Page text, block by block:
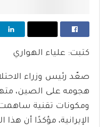
كتبت: علياء الهواري
صعّد رئيس وزراء
هجومه على الصين،
ومكونات تقنية
الإيرانية، مؤكدًا أن